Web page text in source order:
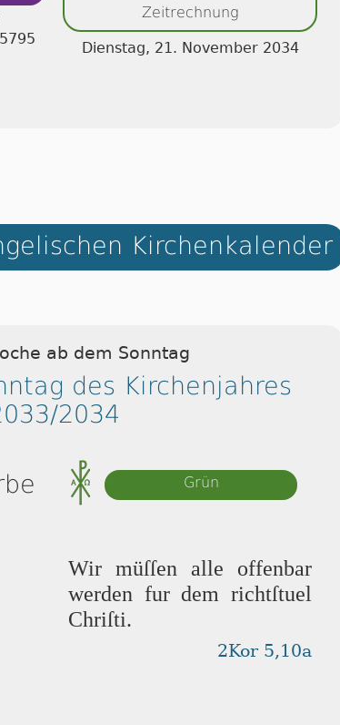
Zeitrechnung
Dienstag, 21. November 2034
Kirchenkalender
ab dem Sonntag
des Kirchenjahres
2034
Grün
Wir müſſen alle offenbar
wer­den fur dem richtſtuel
Chri­ſti.
2Kor 5,10a